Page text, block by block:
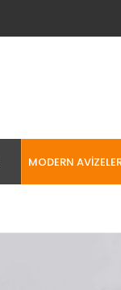
MODERN